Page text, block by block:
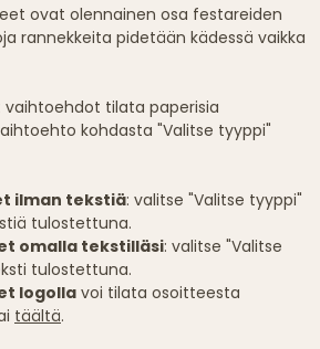
ovat olennainen osa festareiden
rannekkeita pidetään kädessä vaikka
tilata paperisia
kohdasta "Valitse tyyppi"
ilman tekstiä: valitse "Valitse tyyppi"
tulostettuna.
omalla tekstilläsi: valitse "Valitse
tulostettuna.
logollavoi tilata osoitteesta
täältä.